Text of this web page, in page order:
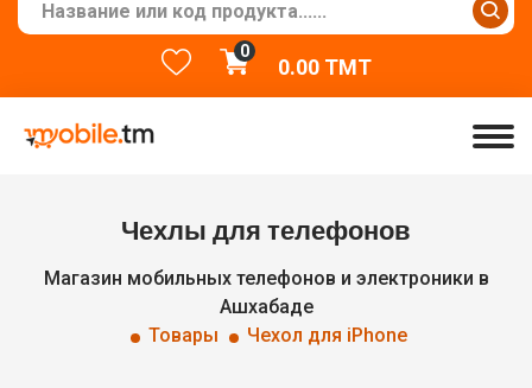
0
0.00TMT
Чехлы для телефонов
Магазин мобильных телефонов и электроники в
Ашхабаде
Товары
Чехол для iPhone